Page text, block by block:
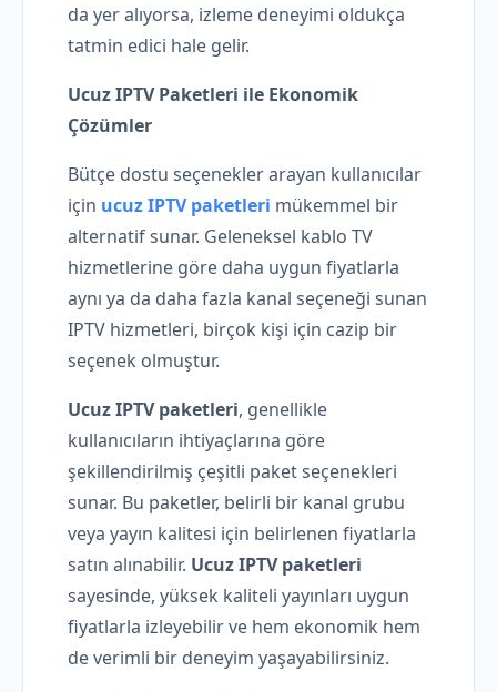
da yer alıyorsa, izleme deneyimi oldukça
tatmin edici hale gelir.
Ucuz IPTV Paketleri ile Ekonomik
Çözümler
Bütçe dostu seçenekler arayan kullanıcılar
için ucuz IPTV paketleri mükemmel bir
alternatif sunar. Geleneksel kablo TV
hizmetlerine göre daha uygun fiyatlarla
aynı ya da daha fazla kanal seçeneği sunan
IPTV hizmetleri, birçok kişi için cazip bir
seçenek olmuştur.
Ucuz IPTV paketleri, genellikle
kullanıcıların ihtiyaçlarına göre
şekillendirilmiş çeşitli paket seçenekleri
sunar. Bu paketler, belirli bir kanal grubu
veya yayın kalitesi için belirlenen fiyatlarla
satın alınabilir. Ucuz IPTV paketleri
sayesinde, yüksek kaliteli yayınları uygun
fiyatlarla izleyebilir ve hem ekonomik hem
de verimli bir deneyim yaşayabilirsiniz.